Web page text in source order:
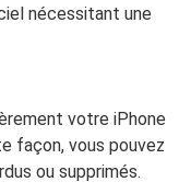
nécessitant une
votre iPhone
façon, vous pouvez
ou supprimés.